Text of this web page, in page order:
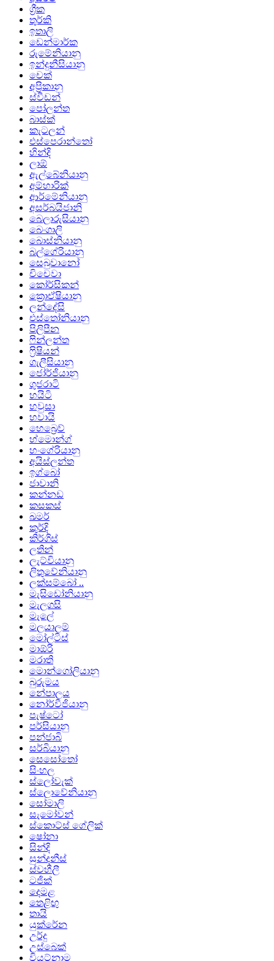
ග්‍රීක
තුර්කි
ඉතාලි
ඩෙන්මාර්ක
රුමේනියානු
ඉන්දුනීසියානු
චෙක්
අප්‍රිකානු
ස්වීඩන්
පෝලන්ත
බාස්ක්
කැටලන්
එස්පෙරාන්තෝ
හින්දි
ලාඕ
ඇල්බේනියානු
අම්හාරික්
ආර්මේනියානු
අසර්බයිජානි
බෙලාරුසියානු
බෙංගාලි
බොස්නියානු
බල්ගේරියානු
සෙබුවානෝ
චිචෙවා
කෝර්සිකන්
ක්‍රොඒෂියානු
ලන්දේසි
එස්තෝනියානු
පිලිපීන
ෆින්ලන්ත
ෆ්‍රිෂියන්
ගැලීසියානු
ජෝර්ජියානු
ගුජරාටි
හයිටි
හවුසා
හවායි
හෙබ්‍රෙව්
හ්මොන්ග්
හංගේරියානු
අයිස්ලන්ත
ඉග්බෝ
ජාවානි
කන්නඩ
කසකස්
ඛමර්
කුර්දි
කිර්ගිස්
ලතින්
ලැට්වියානු
ලිතුවේනියානු
ලක්සම්බෝ ..
මැසිඩෝනියානු
මැලගසි
මැලේ
මලයාලම්
මෝල්ටිස්
මාඕරි
මරාති
මොන්ගෝලියානු
බුරුමය
නේපාලය
නෝර්වීජියානු
පැෂ්ටෝ
පර්සියානු
පන්ජාබි
සර්බියානු
සෙසෝතෝ
සිංහල
ස්ලෝවැක්
ස්ලොවේනියානු
සෝමාලි
සැමෝවන්
ස්කොට්ස් ගේලික්
ෂෝනා
සින්දි
සුන්දනීස්
ස්වහීලී
ටජික්
දෙමළ
තෙළිඟු
තායි
යුක්රේන
උර්දු
උස්බෙක්
වියට්නාම